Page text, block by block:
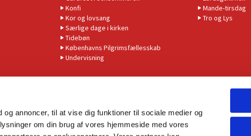
annoncer, til at vise dig funktioner til sociale medier og
om din brug af vores hjemmeside med vores
Konfi
Kor og lovsang
Særlige dage i kirken
Tidebøn
Københavns Pilgrimsfællesskab
Undervisning
Mande-tirsdag
Tro og Lys